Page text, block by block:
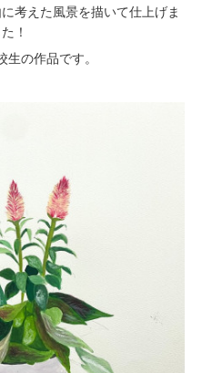
考えた風景を描いて仕上げま
！
生の作品です。